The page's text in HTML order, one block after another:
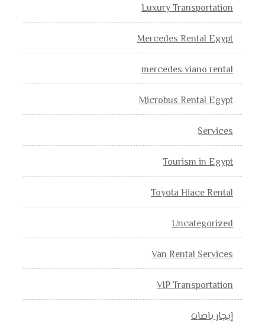
Luxury Transportation
Mercedes Rental Egypt
mercedes viano rental
Microbus Rental Egypt
Services
Tourism in Egypt
Toyota Hiace Rental
Uncategorized
Van Rental Services
VIP Transportation
إيجار باصات